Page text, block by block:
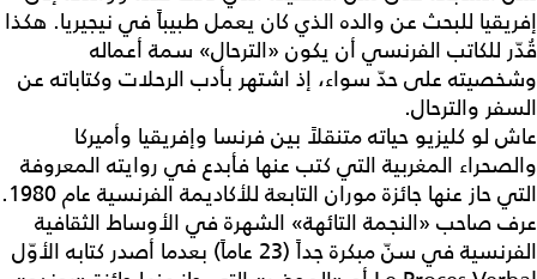
إفريقيا للبحث عن والده الذي كان يعمل طبيباً في نيجيريا. هكذا
قُدّر للكاتب الفرنسي أن يكون «الترحال» سمة أعماله
وشخصيته على حدّ سواء، إذ اشتهر بأدب الرحلات وكتاباته عن
السفر والترحال.
عاش لو كليزيو حياته متنقلاً بين فرنسا وإفريقيا وأميركا
والصحراء المغربية التي كتب عنها فأبدع في روايته المعروفة
التي حاز عنها جائزة موران التابعة للأكاديمة الفرنسية عام 1980.
عرف صاحب «النجمة التائهة» الشهرة في الأوساط الثقافية
الفرنسية في سنّ مبكرة جداً (23 عاماً) بعدما أصدر كتابه الأوّل